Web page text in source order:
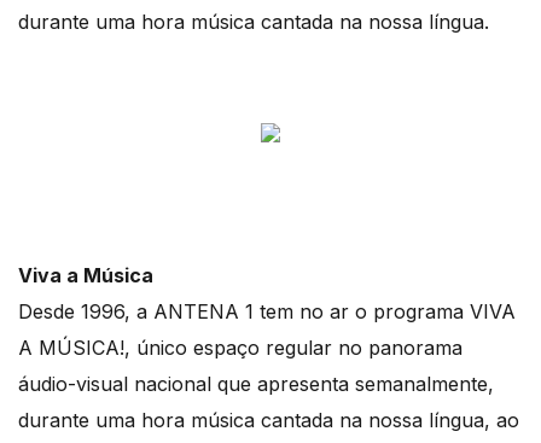
durante uma hora música cantada na nossa língua.
Viva a Música
Desde 1996, a ANTENA 1 tem no ar o programa VIVA
A MÚSICA!, único espaço regular no panorama
áudio-visual nacional que apresenta semanalmente,
durante uma hora música cantada na nossa língua, ao